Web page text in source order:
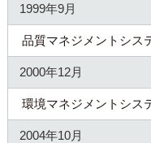
1999年9月
品質マネジメントシス
2000年12月
環境マネジメントシス
2004年10月